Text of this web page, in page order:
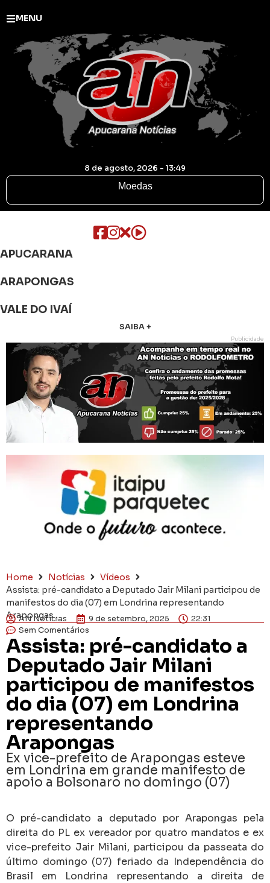
MENU
8 de agosto, 2026 - 13:49
Moedas
APUCARANA
ARAPONGAS
VALE DO IVAÍ
SAIBA +
Publicidade
Home Notícias
Vídeos
Assista: pré-candidato a Deputado Jair Milani participou de
manifestos do dia (07) em Londrina representando
Arapongas
AN Notícias 9 de setembro, 2025
22:31
Sem Comentários
Assista: pré-candidato a
Deputado Jair Milani
participou de manifestos
do dia (07) em Londrina
representando
Arapongas
Ex vice-prefeito de Arapongas esteve
em Londrina em grande manifesto de
apoio a Bolsonaro no domingo (07)
O pré-candidato a deputado por Arapongas pela
direita do PL ex vereador por quatro mandatos e ex
vice-prefeito Jair Milani, participou da passeata do
último domingo (07) feriado da Independência do
Brasil em Londrina representando a direita de